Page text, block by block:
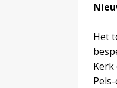
Het